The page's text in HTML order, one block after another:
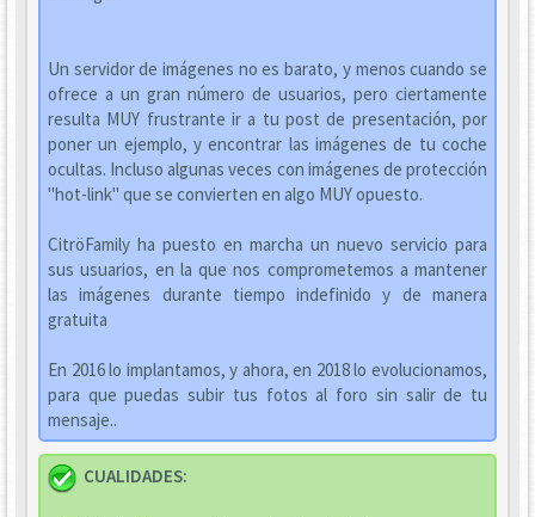
Un servidor de imágenes no es barato, y menos cuando se
ofrece a un gran número de usuarios, pero ciertamente
resulta MUY frustrante ir a tu post de presentación, por
poner un ejemplo, y encontrar las imágenes de tu coche
ocultas. Incluso algunas veces con imágenes de protección
"hot-link" que se convierten en algo MUY opuesto.
CitröFamily ha puesto en marcha un nuevo servicio para
sus usuarios, en la que nos comprometemos a mantener
las imágenes durante tiempo indefinido y de manera
gratuita
En 2016 lo implantamos, y ahora, en 2018 lo evolucionamos,
para que puedas subir tus fotos al foro sin salir de tu
mensaje..
CUALIDADES: